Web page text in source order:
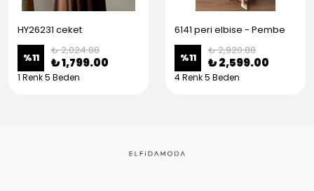
HY26231 ceket
%11
₺ 2,024.88
₺ 1,799.00
1 Renk 5 Beden
6141 peri elbise - Pembe
%11
₺ 2,920.88
₺ 2,599.00
4 Renk 5 Beden